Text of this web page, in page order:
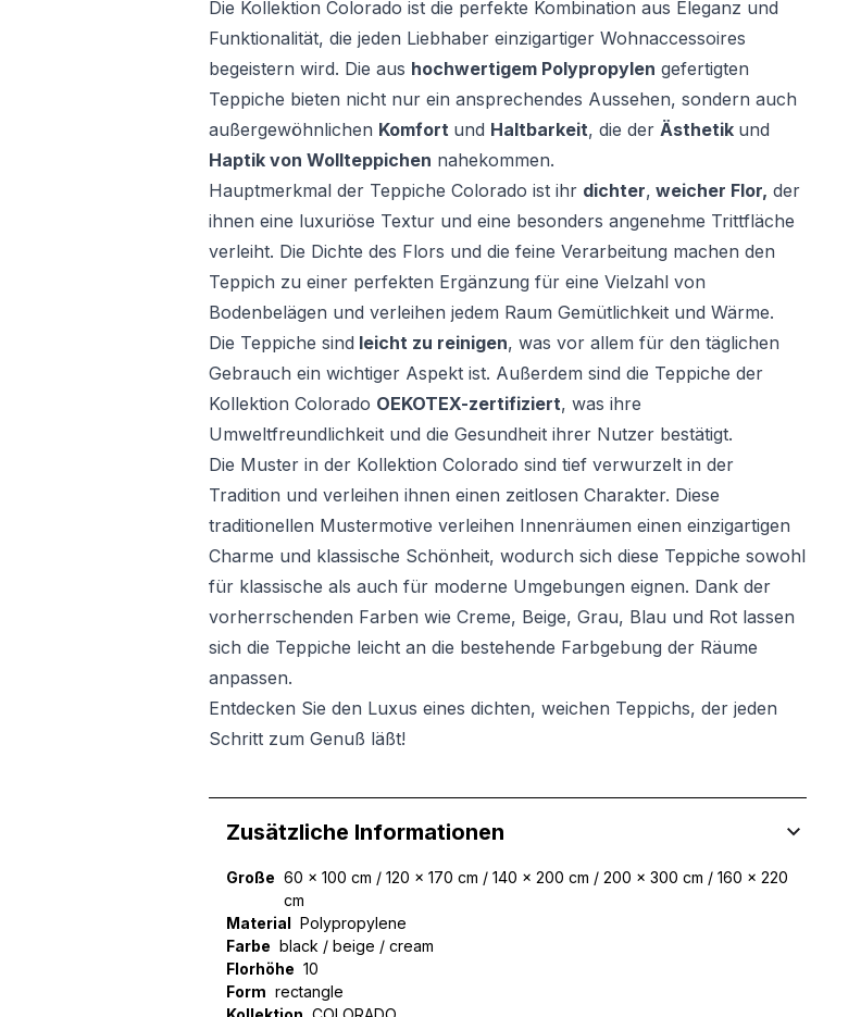
Die Kollektion Colorado ist die perfekte Kombination aus Eleganz und
Funktionalität, die jeden Liebhaber einzigartiger Wohnaccessoires
begeistern wird. Die aus hochwertigem Polypropylen gefertigten
Teppiche bieten nicht nur ein ansprechendes Aussehen, sondern auch
außergewöhnlichen Komfort und Haltbarkeit, die der Ästhetik und
Haptik von Wollteppichen nahekommen.
Hauptmerkmal der Teppiche Colorado ist ihr dichter, weicher Flor, der
ihnen eine luxuriöse Textur und eine besonders angenehme Trittfläche
verleiht. Die Dichte des Flors und die feine Verarbeitung machen den
Teppich zu einer perfekten Ergänzung für eine Vielzahl von
Bodenbelägen und verleihen jedem Raum Gemütlichkeit und Wärme.
Die Teppiche sind leicht zu reinigen, was vor allem für den täglichen
Gebrauch ein wichtiger Aspekt ist. Außerdem sind die Teppiche der
Kollektion Colorado OEKOTEX-zertifiziert, was ihre
Umweltfreundlichkeit und die Gesundheit ihrer Nutzer bestätigt.
Die Muster in der Kollektion Colorado sind tief verwurzelt in der
Tradition und verleihen ihnen einen zeitlosen Charakter. Diese
traditionellen Mustermotive verleihen Innenräumen einen einzigartigen
Charme und klassische Schönheit, wodurch sich diese Teppiche sowohl
für klassische als auch für moderne Umgebungen eignen. Dank der
vorherrschenden Farben wie Creme, Beige, Grau, Blau und Rot lassen
sich die Teppiche leicht an die bestehende Farbgebung der Räume
anpassen.
Entdecken Sie den Luxus eines dichten, weichen Teppichs, der jeden
Schritt zum Genuß läßt!
Zusätzliche Informationen
Große 60 x 100 cm / 120 x 170 cm / 140 x 200 cm / 200 x 300 cm / 160 x 220
cm
Material Polypropylene
Farbe black / beige / cream
Florhöhe 10
Form rectangle